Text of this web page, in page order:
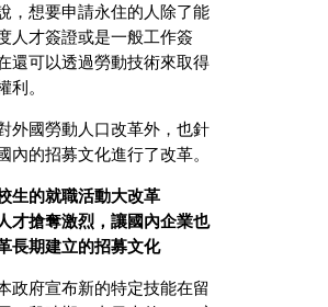
，想要申請永住的人除了能
人才簽證或是一般工作簽
還可以透過勞動技術來取得
利。
外國勞動人口改革外，也針
內的招募文化進行了改革。
生的就職活動大改革
才搶奪激烈，讓國內企業也
長期建立的招募文化
政府宣布新的特定技能在留